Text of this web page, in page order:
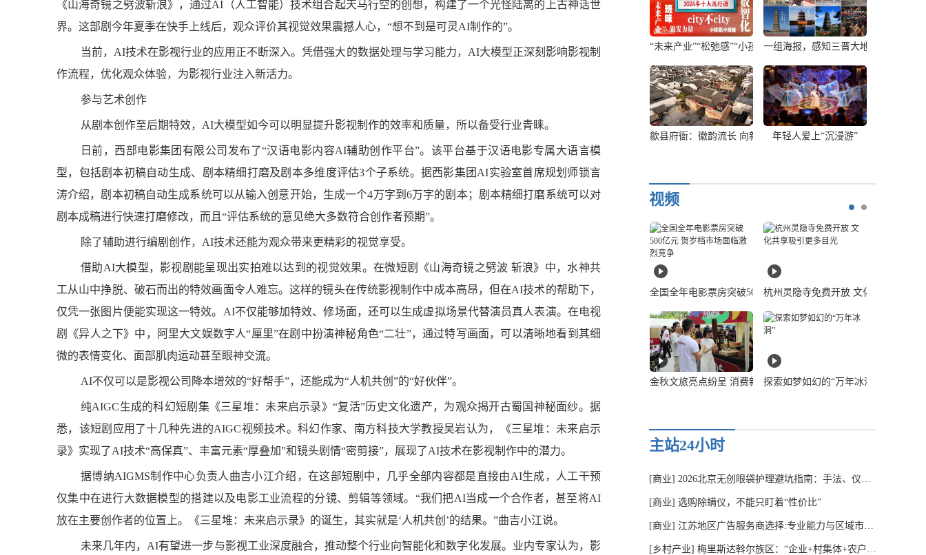
《山海奇镜之劈波斩浪》，通过AI（人工智能）技术组合起天马行空的创想，构建了一个光怪陆离的上古神话世
界。这部剧今年夏季在快手上线后，观众评价其视觉效果震撼人心，“想不到是可灵AI制作的”。
当前，AI技术在影视行业的应用正不断深入。凭借强大的数据处理与学习能力，AI大模型正深刻影响影视制
作流程，优化观众体验，为影视行业注入新活力。
参与艺术创作
从剧本创作至后期特效，AI大模型如今可以明显提升影视制作的效率和质量，所以备受行业青睐。
日前，西部电影集团有限公司发布了“汉语电影内容AI辅助创作平台”。该平台基于汉语电影专属大语言模
型，包括剧本初稿自动生成、剧本精细打磨及剧本多维度评估3个子系统。据西影集团AI实验室首席规划师锁言
涛介绍，剧本初稿自动生成系统可以从输入创意开始，生成一个4万字到6万字的剧本；剧本精细打磨系统可以对
剧本成稿进行快速打磨修改，而且“评估系统的意见绝大多数符合创作者预期”。
除了辅助进行编剧创作，AI技术还能为观众带来更精彩的视觉享受。
借助AI大模型，影视剧能呈现出实拍难以达到的视觉效果。在微短剧《山海奇镜之劈波 斩浪》中，水神共
工从山中挣脱、破石而出的特效画面令人难忘。这样的镜头在传统影视制作中成本高昂，但在AI技术的帮助下，
仅凭一张图片便能实现这一特效。AI不仅能够加特效、修场面，还可以生成虚拟场景代替演员真人表演。在电视
剧《异人之下》中，阿里大文娱数字人“厘里”在剧中扮演神秘角色“二壮”，通过特写画面，可以清晰地看到其细
微的表情变化、面部肌肉运动甚至眼神交流。
AI不仅可以是影视公司降本增效的“好帮手”，还能成为“人机共创”的“好伙伴”。
纯AIGC生成的科幻短剧集《三星堆：未来启示录》“复活”历史文化遗产，为观众揭开古蜀国神秘面纱。据
悉，该短剧应用了十几种先进的AIGC视频技术。科幻作家、南方科技大学教授吴岩认为，《三星堆：未来启示
录》实现了AI技术“高保真”、丰富元素“厚叠加”和镜头剧情“密剪接”，展现了AI技术在影视制作中的潜力。
据博纳AIGMS制作中心负责人曲吉小江介绍，在这部短剧中，几乎全部内容都是直接由AI生成，人工干预
仅集中在进行大数据模型的搭建以及电影工业流程的分镜、剪辑等领域。“我们把AI当成一个合作者，甚至将AI
放在主要创作者的位置上。《三星堆：未来启示录》的诞生，其实就是‘人机共创’的结果。”曲吉小江说。
未来几年内，AI有望进一步与影视工业深度融合，推动整个行业向智能化和数字化发展。业内专家认为，影
敦煌多个景区将免费开放 莫高窟开放洞窟增加至10个【文保会客厅】苏伯民：秉持“莫高精神”输出“敦煌经验”
“未来产业”“松弛感”“小孩哥/小孩姐”入选一组海报，感知三晋大地的“文化密码”敦煌多个景区将免费开放 莫高窟开放洞窟增加至10个
【文保会客厅】苏伯民：秉持“莫高精
“抢不到”的文创产品 两条线，看国庆假期小西天的口碑“逆
视频
北京：“非遗+旅游”解锁文旅融合新模式
拜年，有哪些大讲究？
对话高颖：用数字艺术诠释中国传统文化之美土味“显眼包”！绵竹年画里的风土人情
全国全年电影票房突破500亿元 贺岁档市场面临激烈竞争
杭州灵隐寺免费开放 文化共享吸引更多目光
金秋文旅亮点纷呈 消费新场景激发经济强劲动能
探索如梦如幻的“万年冰洞”
北京：“非遗+旅游”解锁文旅融合新模式
拜年，有哪些大讲究？
对话高颖：用数字艺术诠释中国传统文化之美土味“显眼包”！绵竹年画里的风土人情
主站24小时
[商业] 2026北京无创眼袋护理避坑指南：手法、仪器、套盒怎么搭才有效？主城连锁生美这样选
[商业] 选购除螨仪，不能只盯着“性价比”
[商业] 江苏地区广告服务商选择:专业能力与区域市场洞察并重
[乡村产业] 梅里斯达斡尔族区：“企业+村集体+农户”串起致富链